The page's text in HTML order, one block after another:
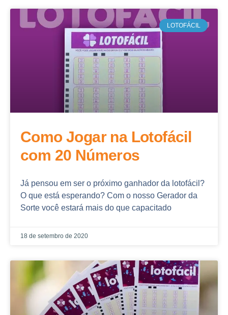
LOTOFÁCIL
Como Jogar na Lotofácil
com 20 Números
Já pensou em ser o próximo ganhador da lotofácil?
O que está esperando? Com o nosso Gerador da
Sorte você estará mais do que capacitado
18 de setembro de 2020